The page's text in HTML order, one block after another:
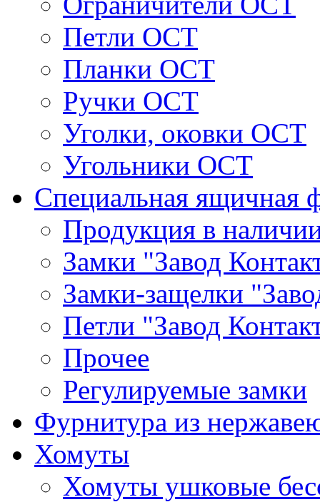
Петли ОСТ
Планки ОСТ
Ручки ОСТ
Уголки, оковки ОСТ
Угольники ОСТ
Специальная ящичная
Продукция в
Замки "Завод
Замки-защелки
Петли "Завод
Прочее
Регулируемые замки
Фурнитура из
Хомуты
Хомуты ушковые